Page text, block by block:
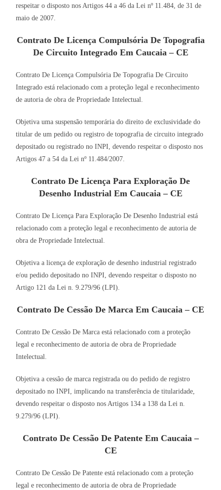
respeitar o disposto nos Artigos 44 a 46 da Lei nº 11.484, de 31 de
maio de 2007.
Contrato De Licença Compulsória De Topografia
De Circuito Integrado Em Caucaia – CE
Contrato De Licença Compulsória De Topografia De Circuito
Integrado está relacionado com a proteção legal e reconhecimento
de autoria de obra de Propriedade Intelectual.
Objetiva uma suspensão temporária do direito de exclusividade do
titular de um pedido ou registro de topografia de circuito integrado
depositado ou registrado no INPI, devendo respeitar o disposto nos
Artigos 47 a 54 da Lei nº 11.484/2007.
Contrato De Licença Para Exploração De
Desenho Industrial Em Caucaia – CE
Contrato De Licença Para Exploração De Desenho Industrial está
relacionado com a proteção legal e reconhecimento de autoria de
obra de Propriedade Intelectual.
Objetiva a licença de exploração de desenho industrial registrado
e/ou pedido depositado no INPI, devendo respeitar o disposto no
Artigo 121 da Lei n. 9.279/96 (LPI).
Contrato De Cessão De Marca Em Caucaia – CE
Contrato De Cessão De Marca está relacionado com a proteção
legal e reconhecimento de autoria de obra de Propriedade
Intelectual.
Objetiva a cessão de marca registrada ou do pedido de registro
depositado no INPI, implicando na transferência de titularidade,
devendo respeitar o disposto nos Artigos 134 a 138 da Lei n.
9.279/96 (LPI).
Contrato De Cessão De Patente Em Caucaia –
CE
Contrato De Cessão De Patente está relacionado com a proteção
legal e reconhecimento de autoria de obra de Propriedade